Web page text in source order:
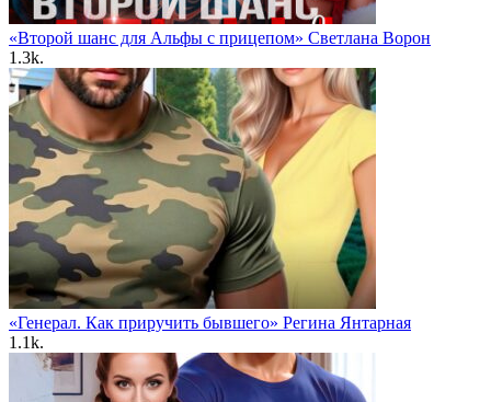
«Второй шанс для Альфы с прицепом» Светлана Ворон
1.3k.
«Генерал. Как приручить бывшего» Регина Янтарная
1.1k.